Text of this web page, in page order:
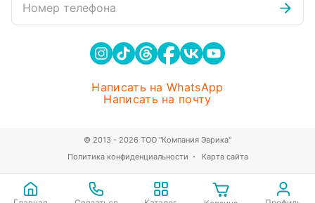
Номер телефона
Написать на WhatsApp
Написать на почту
Политика конфиденциальности Карта сайта
© 2013 - 2026 ТОО "Компания Эврика"